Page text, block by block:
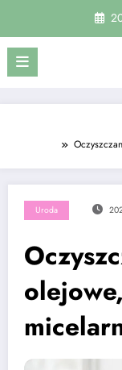
content
Uroda